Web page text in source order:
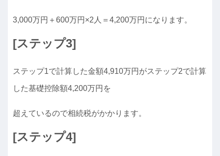
3,000万円＋600万円×2人＝4,200万円になります。
[ステップ3]
ステップ1で計算した金額4,910万円がステップ2で計算
した基礎控除額4,200万円を
超えているので相続税がかかります。
[ステップ4]